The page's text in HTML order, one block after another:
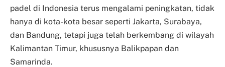
padel di Indonesia terus mengalami peningkatan, tidak
hanya di kota-kota besar seperti Jakarta, Surabaya,
dan Bandung, tetapi juga telah berkembang di wilayah
Kalimantan Timur, khususnya Balikpapan dan
Samarinda.